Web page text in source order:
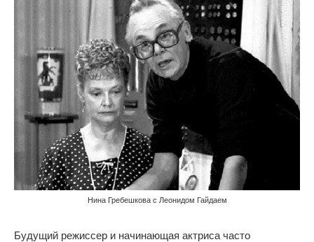
Нина Гребешкова с Леонидом Гайдаем
Будущий режиссер и начинающая актриса часто